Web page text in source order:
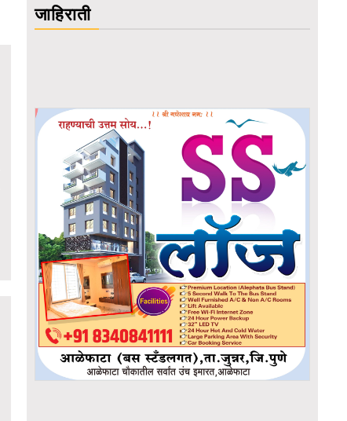
जाहिराती